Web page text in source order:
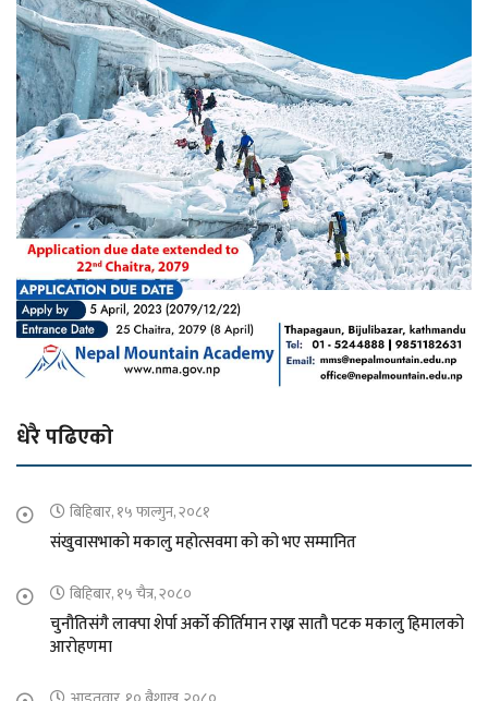
धेरै पढिएको
बिहिबार, १५ फाल्गुन, २०८१
संखुवासभाको मकालु महोत्सवमा को को भए सम्मानित
बिहिबार, १५ चैत्र, २०८०
चुनौतिसंगै लाक्पा शेर्पा अर्को कीर्तिमान राख्न सातौ पटक मकालु हिमालको
आरोहणमा